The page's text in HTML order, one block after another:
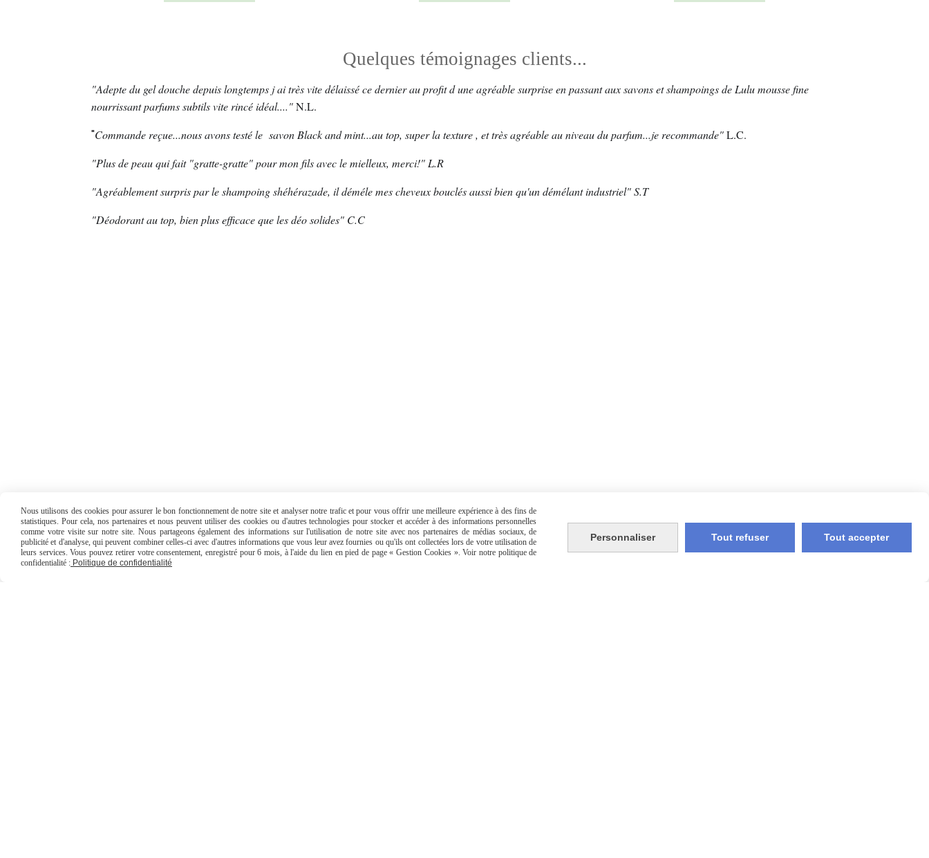
Quelques témoignages clients...
"Adepte du gel douche depuis longtemps j ai très vite délaissé ce dernier au profit d une agréable surprise en passant aux savons et shampoings de Lulu moussefine
nourrissant parfums subtils vite rincé idéal...."N.L.
"Commande reçue...nous avons testé le savon Black and mint...au top, super la texture , et très agréable au niveau du parfum...je recommande"L.C.
"Plus de peau qui fait "gratte-gratte" pour mon fils avec le mielleux, merci!" L.R
"Agréablement surpris par le shampoing shéhérazade, il déméle mes cheveux bouclés aussi bien qu'un démélant industriel" S.T
"Déodorant au top, bien plus efficace que les déo solides" C.C
Nous utilisons des cookies pour assurer le bon fonctionnement de notre site et analyser notre trafic et pour vous offrir une meilleure expérience à des fins de
statistiques. Pour cela, nos partenaires et nous peuvent utiliser des cookies ou d'autres technologies pour stocker et accéder à des informations personnelles
comme votre visite sur notre site. Nous partageons également des informations sur l'utilisation de notre site avec nos partenaires de médias sociaux, de
publicité et d'analyse, qui peuvent combiner celles-ci avec d'autres informations que vous leur avez fournies ou qu'ils ont collectées lors de votre utilisation de
leurs services. Vous pouvez retirer votre consentement, enregistré pour 6 mois, à l'aide du lien en pied de page « Gestion Cookies ». Voir notre politique de
confidentialité : Politique de confidentialité
Personnaliser Tout refuser Tout accepter